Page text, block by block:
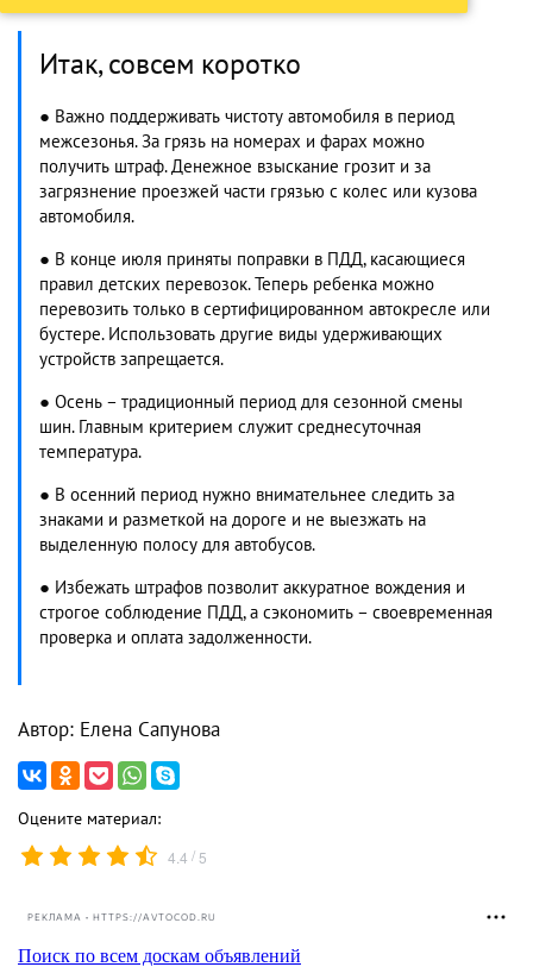
Итак, совсем коротко
● Важно поддерживать чистоту автомобиля в период
межсезонья. За грязь на номерах и фарах можно
получить штраф. Денежное взыскание грозит и за
загрязнение проезжей части грязью с колес или кузова
автомобиля.
● В конце июля приняты поправки в ПДД, касающиеся
правил детских перевозок. Теперь ребенка можно
перевозить только в сертифицированном автокресле или
бустере. Использовать другие виды удерживающих
устройств запрещается.
● Осень – традиционный период для сезонной смены
шин. Главным критерием служит среднесуточная
температура.
● В осенний период нужно внимательнее следить за
знаками и разметкой на дороге и не выезжать на
выделенную полосу для автобусов.
● Избежать штрафов позволит аккуратное вождения и
строгое соблюдение ПДД, а сэкономить – своевременная
проверка и оплата задолженности.
Автор: Елена Сапунова
Оцените материал:
4.4 / 5
РЕКЛАМА • HTTPS://AVTOCOD.RU